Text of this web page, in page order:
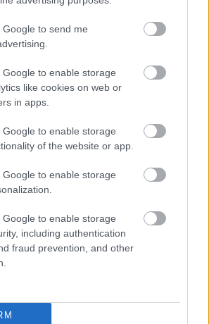
to send me
Google to enable storage
like cookies on web or
in apps.
Google to enable storage
of the website or app.
Google to enable storage
Google to enable storage
including authentication
fraud prevention, and other
újságíró, értékmentő,
és fotográfia ismert
2023–2024-ben